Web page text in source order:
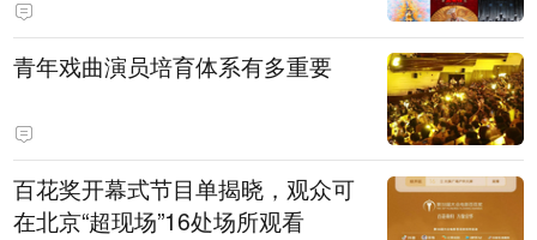
青年戏曲演员培育体系有多重要
百花奖开幕式节目单揭晓，观众可
在北京“超现场”16处场所观看